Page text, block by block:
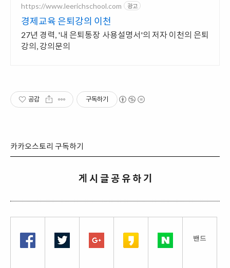
https://www.leerichschool.com 광고
경제교육 은퇴강의 이천
27년 경력, '내 은퇴통장 사용설명서'의 저자 이천의 은퇴
강의, 강의문의
공감 구독하기
카카오스토리 구독하기
게 시 글 공 유 하 기
밴드